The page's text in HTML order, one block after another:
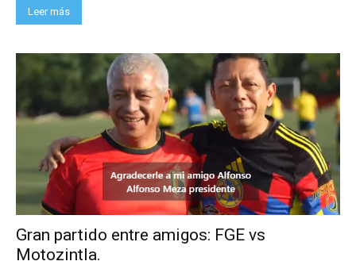
Leer más
Gran partido entre amigos: FGE vs
Motozintla.